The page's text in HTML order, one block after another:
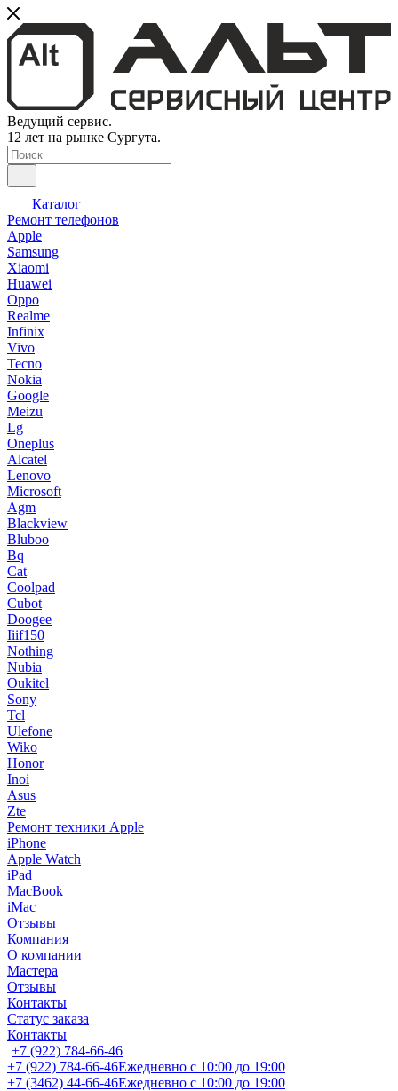
Ведущий сервис.
12 лет на рынке Сургута.
Каталог
Ремонт телефонов
Apple
Samsung
Xiaomi
Huawei
Oppo
Realme
Infinix
Vivo
Tecno
Nokia
Google
Meizu
Lg
Oneplus
Alcatel
Lenovo
Microsoft
Agm
Blackview
Bluboo
Bq
Cat
Coolpad
Cubot
Doogee
Iiif150
Nothing
Nubia
Oukitel
Sony
Tcl
Ulefone
Wiko
Honor
Inoi
Asus
Zte
Ремонт техники Apple
iPhone
Apple Watch
iPad
MacBook
iMac
Отзывы
Компания
О компании
Мастера
Отзывы
Контакты
Статус заказа
Контакты
+7 (922) 784-66-46
+7 (922) 784-66-46Ежедневно с 10:00 до 19:00
+7 (3462) 44-66-46Ежедневно с 10:00 до 19:00